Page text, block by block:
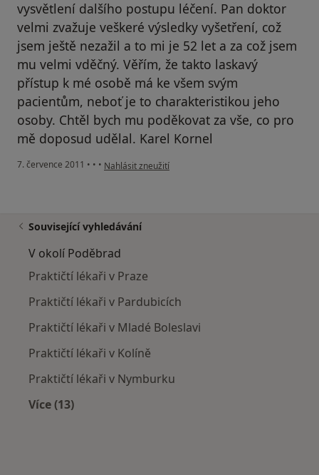
vysvětlení dalšího postupu léčení. Pan doktor
velmi zvažuje veškeré výsledky vyšetření, což
jsem ještě nezažil a to mi je 52 let a za což jsem
mu velmi vděčný. Věřím, že takto laskavý
přístup k mé osobě má ke všem svým
pacientům, neboť je to charakteristikou jeho
osoby. Chtěl bych mu poděkovat za vše, co pro
mě doposud udělal. Karel Kornel
7. července 2011 • • • podle názoru uživatele Pacient
Nahlásit zneužití
Související vyhledávání
V okolí Poděbrad
Praktičtí lékaři v Praze
Praktičtí lékaři v Pardubicích
Praktičtí lékaři v Mladé Boleslavi
Praktičtí lékaři v Kolíně
Praktičtí lékaři v Nymburku
Více (13)